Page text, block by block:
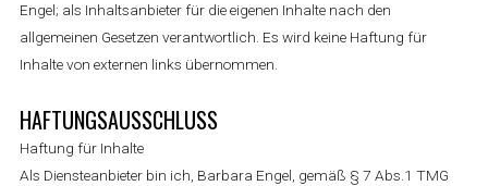
Engel; als Inhaltsanbieter für die eigenen Inhalte nach den
allgemeinen Gesetzen verantwortlich. Es wird keine Haftung für
Inhalte von externen links übernommen.
HAFTUNGSAUSSCHLUSS
Haftung für Inhalte
Als Diensteanbieter bin ich, Barbara Engel, gemäß § 7 Abs.1 TMG